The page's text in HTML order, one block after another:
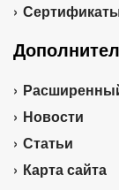
Новости
Статьи
Карта сайта